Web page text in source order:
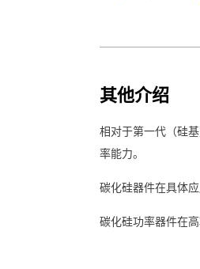
其他介绍
相对于第一代（硅
率能力。
碳化硅器件在具体
碳化硅功率器件在